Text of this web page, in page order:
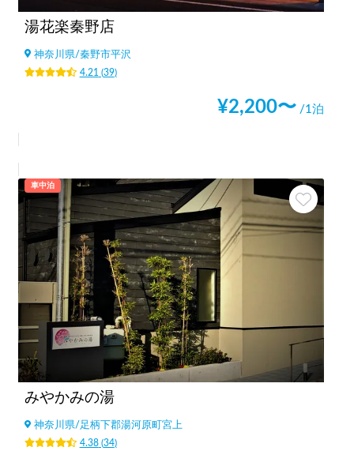
湯花楽秦野店
神奈川県/秦野市平沢
4.21 (39)
¥2,200〜 /1泊
車中泊
みやかみの湯
神奈川県/ 足柄下郡湯河原町宮上
4.38(34)